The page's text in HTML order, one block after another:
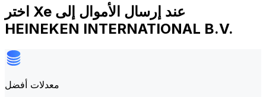
اختر Xe عند إرسال الأموال إلى
HEINEKEN INTERNATIONAL B.V.
معدلات أفضل